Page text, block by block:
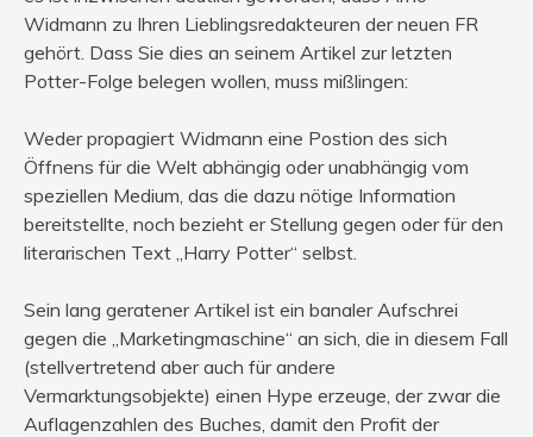
Widmann zu Ihren Lieblingsredakteuren der neuen FR
gehört. Dass Sie dies an seinem Artikel zur letzten
Potter-Folge belegen wollen, muss mißlingen:
Weder propagiert Widmann eine Postion des sich
Öffnens für die Welt abhängig oder unabhängig vom
speziellen Medium, das die dazu nötige Information
bereitstellte, noch bezieht er Stellung gegen oder für den
literarischen Text „Harry Potter“ selbst.
Sein lang geratener Artikel ist ein banaler Aufschrei
gegen die „Marketingmaschine“ an sich, die in diesem Fall
(stellvertretend aber auch für andere
Vermarktungsobjekte) einen Hype erzeuge, der zwar die
Auflagenzahlen des Buches, damit den Profit der